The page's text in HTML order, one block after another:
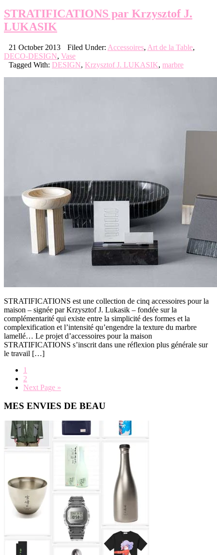
STRATIFICATIONS par Krzysztof J.
LUKASIK
21 October 2013 Filed Under: Accessoires, Art de la Table,
DECO-DESIGN, Vase
Tagged With: DESIGN, Krzysztof J. LUKASIK, marbre
STRATIFICATIONS est une collection de cinq accessoires pour la
maison – signée par Krzysztof J. Lukasik – fondée sur la
complémentarité qui existe entre la simplicité des formes et la
complexification et l’intensité qu’engendre la texture du marbre
lamellé… Le projet d’accessoires pour la maison
STRATIFICATIONS s’inscrit dans une réflexion plus générale sur
le travail […]
Page
1
Page
2
Go
Next Page »
Primary
Sidebar
MES ENVIES DE BEAU